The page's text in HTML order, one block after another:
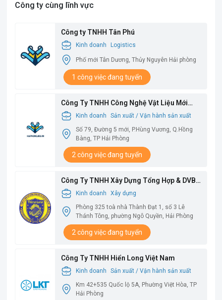
Công ty cùng lĩnh vực
Công ty TNHH Tân Phú
Kinh doanh Logistics
Phố mới Tân Dương, Thủy Nguyên Hải phòng
1 công việc đang tuyển
Công Ty TNHH Công Nghệ Vật Liệu Mới
Babysbreath
Kinh doanh
Sản xuất / Vận hành sản xuất
Số 79, Đường 5 mới, P.Hùng Vương, Q.Hồng
Bàng, TP Hải Phòng
2 công việc đang tuyển
Công Ty TNHH Xây Dựng Tổng Hợp & DVBV
Thăng Long
Kinh doanh
Xây dựng
Phòng 325 toà nhà Thành Đạt 1, số 3 Lê
Thánh Tông, phường Ngô Quyền, Hải Phòng
2 công việc đang tuyển
Công Ty TNHH Hiển Long Việt Nam
Kinh doanh
Sản xuất / Vận hành sản xuất
Km 42+535 Quốc lộ 5A, Phường Việt Hòa, TP
Hải Phòng